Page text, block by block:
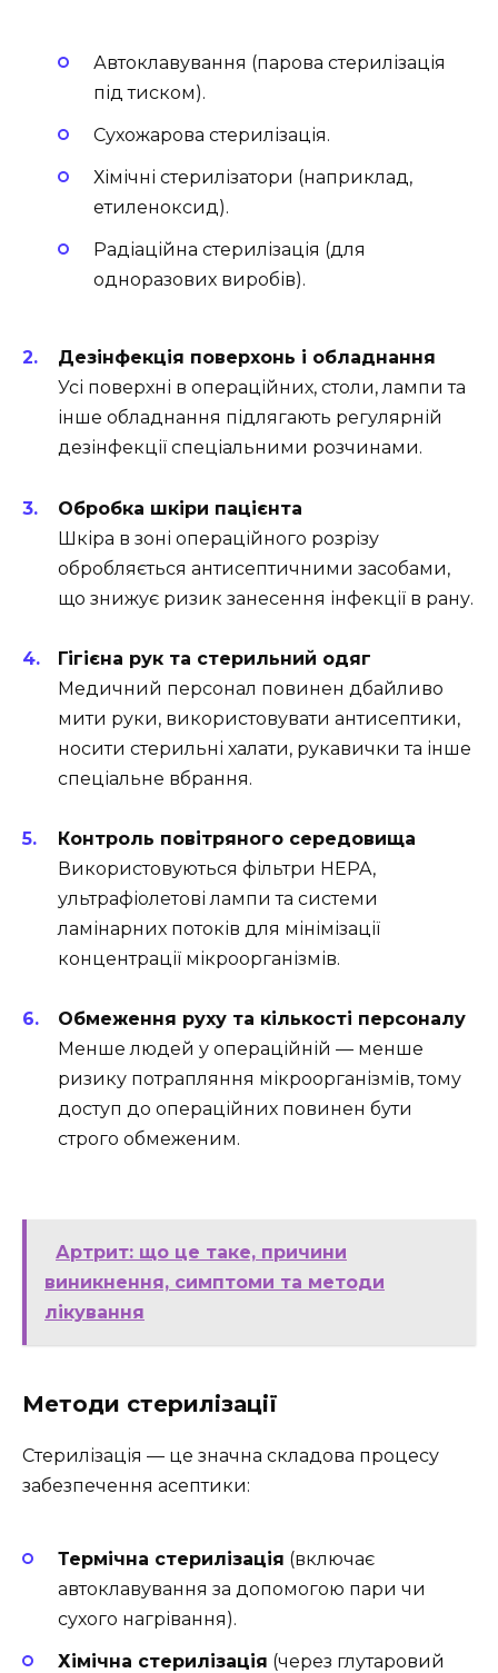
Автоклавування (парова стерилізація
під тиском).
Сухожарова стерилізація.
Хімічні стерилізатори (наприклад,
етиленоксид).
Радіаційна стерилізація (для
одноразових виробів).
Дезінфекція поверхонь і обладнання
Усі поверхні в операційних, столи, лампи та
інше обладнання підлягають регулярній
дезінфекції спеціальними розчинами.
Обробка шкіри пацієнта
Шкіра в зоні операційного розрізу
обробляється антисептичними засобами,
що знижує ризик занесення інфекції в рану.
Гігієна рук та стерильний одяг
Медичний персонал повинен дбайливо
мити руки, використовувати антисептики,
носити стерильні халати, рукавички та інше
спеціальне вбрання.
Контроль повітряного середовища
Використовуються фільтри HEPA,
ультрафіолетові лампи та системи
ламінарних потоків для мінімізації
концентрації мікроорганізмів.
Обмеження руху та кількості персоналу
Менше людей у операційній — менше
ризику потрапляння мікроорганізмів, тому
доступ до операційних повинен бути
строго обмеженим.
Артрит: що це таке, причини
виникнення, симптоми та методи
лікування
Методи стерилізації
Стерилізація — це значна складова процесу
забезпечення асептики:
Термічна стерилізація (включає
автоклавування за допомогою пари чи
сухого нагрівання).
Хімічна стерилізація (через глутаровий